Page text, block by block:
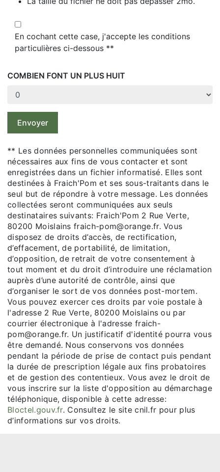
En cochant cette case, j'accepte les conditions
particulières ci-dessous **
COMBIEN FONT UN PLUS HUIT
Envoyer
** Les données personnelles communiquées sont
nécessaires aux fins de vous contacter et sont
enregistrées dans un fichier informatisé. Elles sont
destinées à Fraich'Pom et ses sous-traitants dans le
seul but de répondre à votre message. Les données
collectées seront communiquées aux seuls
destinataires suivants: Fraich'Pom 2 Rue Verte,
80200 Moislains fraich-pom@orange.fr. Vous
disposez de droits d’accès, de rectification,
d’effacement, de portabilité, de limitation,
d’opposition, de retrait de votre consentement à
tout moment et du droit d’introduire une réclamation
auprès d’une autorité de contrôle, ainsi que
d’organiser le sort de vos données post-mortem.
Vous pouvez exercer ces droits par voie postale à
l'adresse 2 Rue Verte, 80200 Moislains ou par
courrier électronique à l'adresse fraich-
pom@orange.fr. Un justificatif d'identité pourra vous
être demandé. Nous conservons vos données
pendant la période de prise de contact puis pendant
la durée de prescription légale aux fins probatoires
et de gestion des contentieux. Vous avez le droit de
vous inscrire sur la liste d'opposition au démarchage
téléphonique, disponible à cette adresse:
Bloctel.gouv.fr. Consultez le site cnil.fr pour plus
d’informations sur vos droits.